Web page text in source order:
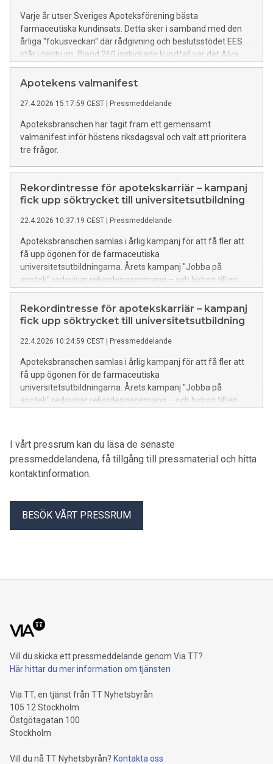
samhället att apotekens kompetens används fullt ut. Därför
välkomnar Apoteksföreningen att att regeringen vill
fortsätta utveckla apotekens förutsättningar.
Varje år utser Sveriges Apoteksförening bästa
farmaceutiska kundinsats. Detta sker i samband med den
årliga "fokusveckan" där rådgivning och beslutsstödet EES
står i centrum. Bland 260 inskickade kundfall var det Alva
Gyllenhammar som på Apoteket AB:s apotek på Hornsgatan
49 som utsågs som vinnare.
Apotekens valmanifest
27.4.2026 15:17:59 CEST | Pressmeddelande
Apoteksbranschen har tagit fram ett gemensamt
valmanifest inför höstens riksdagsval och valt att prioritera
tre frågor.
Rekordintresse för apotekskarriär – kampanj
fick upp söktrycket till universitetsutbildning
22.4.2026 10:37:19 CEST | Pressmeddelande
Apoteksbranschen samlas i årlig kampanj för att få fler att
få upp ögonen för de farmaceutiska
universitetsutbildningarna. Årets kampanj "Jobba på
apotek" redovisar rekordengagemang – och bidrog till en
historisk ökning i antalet sökande till
universitetsprogrammen.
Rekordintresse för apotekskarriär – kampanj
fick upp söktrycket till universitetsutbildning
22.4.2026 10:24:59 CEST | Pressmeddelande
Apoteksbranschen samlas i årlig kampanj för att få fler att
få upp ögonen för de farmaceutiska
universitetsutbildningarna. Årets kampanj "Jobba på
apotek" redovisar rekordengagemang – och bidrog till en
I vårt pressrum kan du läsa de senaste
pressmeddelandena, få tillgång till pressmaterial och hitta
kontaktinformation.
BESÖK VÅRT PRESSRUM
Vill du skicka ett pressmeddelande genom Via TT?
Här hittar du mer information om tjänsten
Via TT, en tjänst från TT Nyhetsbyrån
105 12 Stockholm
Östgötagatan 100
Stockholm
Vill du nå TT Nyhetsbyrån? Kontakta oss